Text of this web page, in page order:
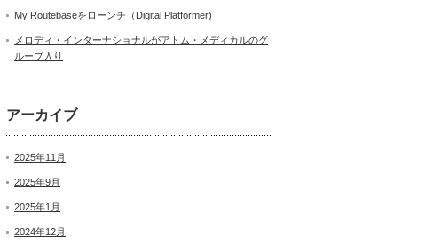
My Routebaseをローンチ（Digital Platformer)
メロディ・インターナショナルがアトム・メディカルのグ
ループ入り
アーカイブ
2025年11月
2025年9月
2025年1月
2024年12月